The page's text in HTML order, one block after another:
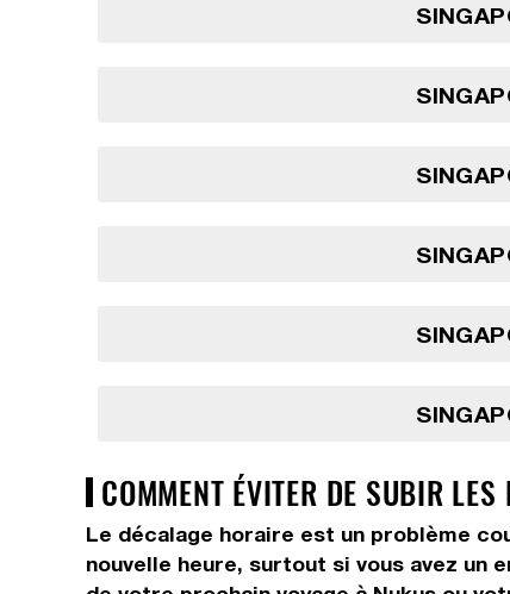
COMMENT ÉVITER DE SUBIR
Le décalage horaire est un problème
nouvelle heure, surtout si vous avez un